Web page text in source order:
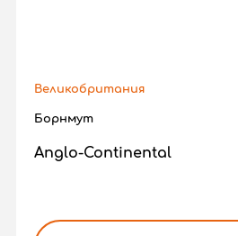
Великобритания
Борнмут
Anglo-Continental